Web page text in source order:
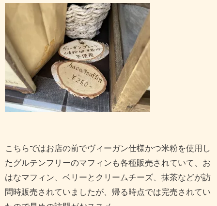
こちらではお店の前でヴィーガン仕様かつ米粉を使用し
たグルテンフリーのマフィンも各種販売されていて、お
はなマフィン、ベリーとクリームチーズ、抹茶などが訪
問時販売されていましたが、帰る時点では完売されてい